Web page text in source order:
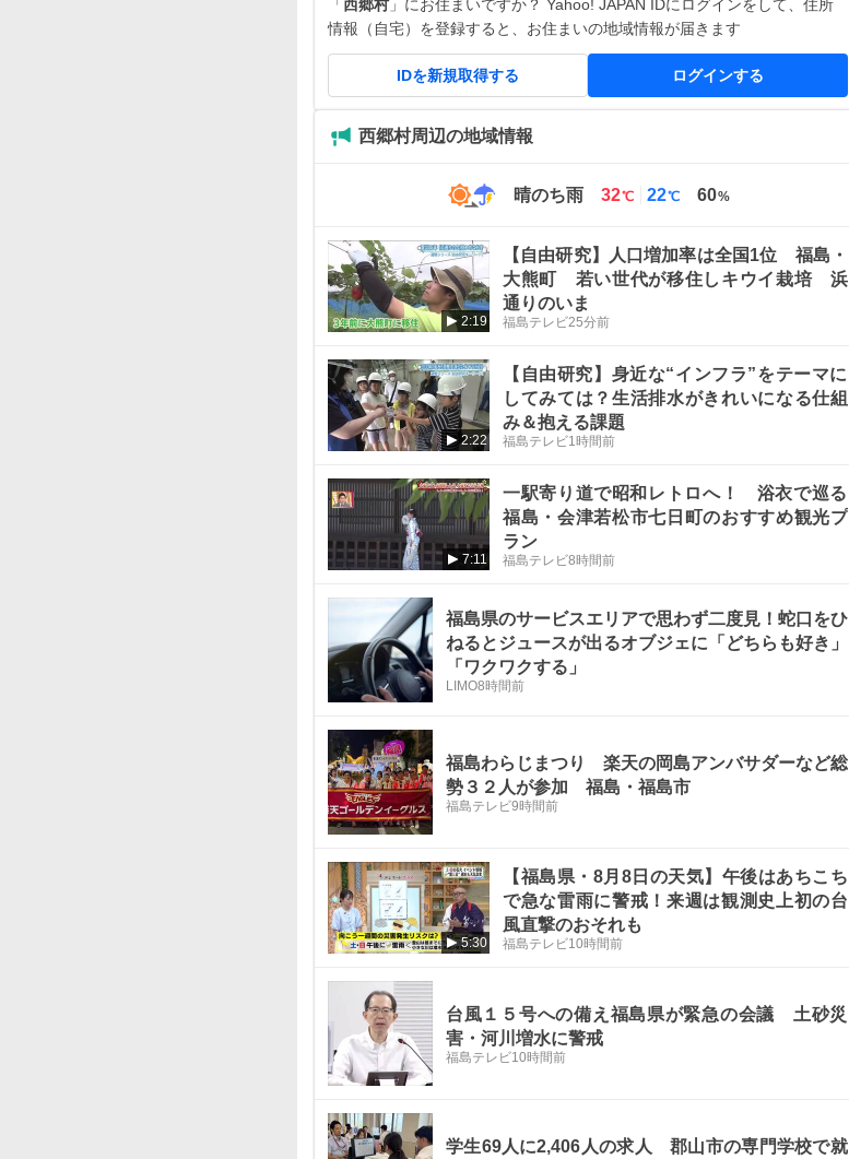
「 西郷村」にお住まいですか？ Yahoo! JAPAN IDにログインをして、住所
情報（自宅）を登録すると、お住まいの地域情報が届きます
IDを新規取得する ログインする
西郷村周辺の地域情報
晴のち雨
最
温
32℃
最
温
22℃ 60%
2:19
【自由研究】人口増加率は全国1位 福島・
大熊町 若い世代が移住しキウイ栽培 浜
通りのいま
福島テレビ25分前
2:22
【自由研究】身近な“インフラ”をテーマに
してみては？生活排水がきれいになる仕組
み＆抱える課題
福島テレビ1時間前
7:11
一駅寄り道で昭和レトロへ！ 浴衣で巡る
福島・会津若松市七日町のおすすめ観光プ
ラン
福島テレビ8時間前
福島県のサービスエリアで思わず二度見！蛇口をひ
ねるとジュースが出るオブジェに「どちらも好き」
「ワクワクする」
LIMO8時間前
福島わらじまつり 楽天の岡島アンバサダーなど総
勢３２人が参加 福島・福島市
福島テレビ9時間前
5:30
【福島県・8月8日の天気】午後はあちこち
で急な雷雨に警戒！来週は観測史上初の台
風直撃のおそれも
福島テレビ10時間前
台風１５号への備え福島県が緊急の会議 土砂災
害・河川増水に警戒
福島テレビ10時間前
学生69人に2,406人の求人 郡山市の専門学校で就